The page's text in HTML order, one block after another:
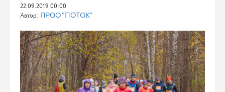
22.09.2019 00:00
Автор: ПРОО "ПОТОК"